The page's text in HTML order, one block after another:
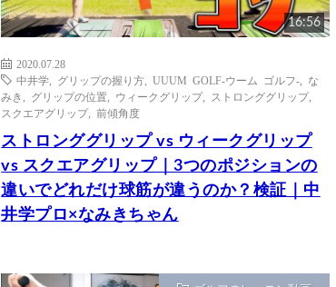
16:56
2020.07.28
中井学
グリップの握り方 ,UUUM GOLF-ウーム ゴルフ-
な
みき
グリップの位置 ウィークグリップ, ストロンググリップ,
スクエアグリップ,前傾角度
ストロンググリップ vs ウィークグリップ
vs スクエアグリップ｜3つのポジションの
違いでどれだけ球筋が違うのか？検証｜中
井学プロ×なみきちゃん